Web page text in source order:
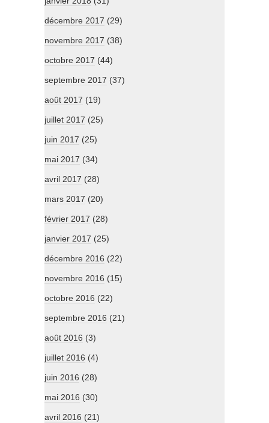
décembre 2017 (29)
novembre 2017 (38)
octobre 2017 (44)
septembre 2017 (37)
août 2017 (19)
juillet 2017 (25)
juin 2017 (25)
mai 2017 (34)
avril 2017 (28)
mars 2017 (20)
février 2017 (28)
janvier 2017 (25)
décembre 2016 (22)
novembre 2016 (15)
octobre 2016 (22)
septembre 2016 (21)
août 2016 (3)
juillet 2016 (4)
juin 2016 (28)
mai 2016 (30)
avril 2016 (21)